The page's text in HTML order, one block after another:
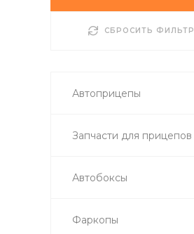
СБРОСИТЬ ФИЛЬТР
Автоприцепы
Запчасти для прицепов
Автобоксы
Фаркопы